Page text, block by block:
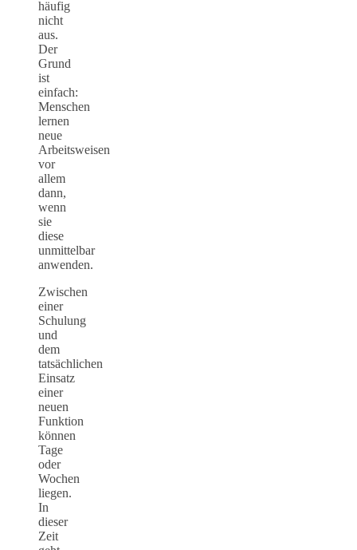
häufig
nicht
aus.
Der
Grund
ist
einfach:
Menschen
lernen
neue
Arbeitsweisen
vor
allem
dann,
wenn
sie
diese
unmittelbar
anwenden.
Zwischen
einer
Schulung
und
dem
tatsächlichen
Einsatz
einer
neuen
Funktion
können
Tage
oder
Wochen
liegen.
In
dieser
Zeit